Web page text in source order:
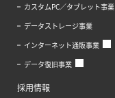
カスタムPC／タブレット事業
データストレージ事業
インターネット通販事業
データ復旧事業
採用情報